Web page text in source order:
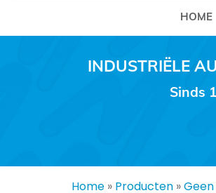
HOME
INDUSTRIËLE
Sinds
Home » Producten »